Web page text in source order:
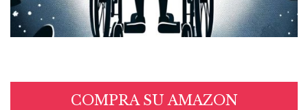
COMPRA SU AMAZON